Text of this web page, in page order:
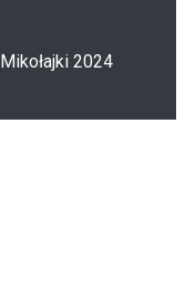
Mikołajki 2024